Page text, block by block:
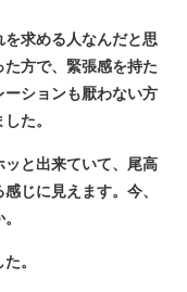
求める人なんだと思
方で、緊張感を持た
ションも厭わない方
た。
と出来ていて、尾高
じに見えます。今、
。